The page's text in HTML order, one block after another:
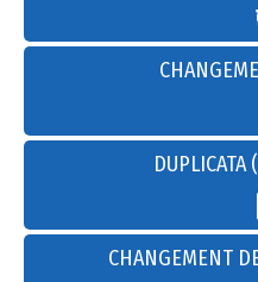
DUPLICATA
CHANGEMENT